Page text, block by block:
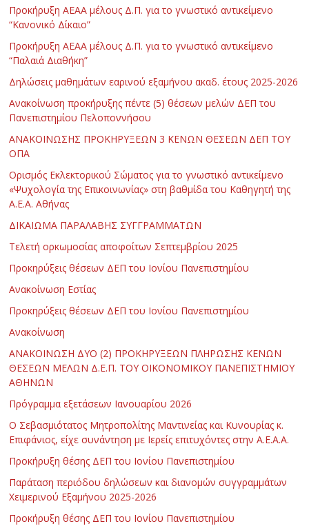
Προκήρυξη ΑΕΑΑ μέλους Δ.Π. για το γνωστικό αντικείμενο
“Κανονικό Δίκαιο”
Προκήρυξη ΑΕΑΑ μέλους Δ.Π. για το γνωστικό αντικείμενο
“Παλαιά Διαθήκη”
Δηλώσεις μαθημάτων εαρινού εξαμήνου ακαδ. έτους 2025-2026
Ανακοίνωση προκήρυξης πέντε (5) θέσεων μελών ΔΕΠ του
Πανεπιστημίου Πελοποννήσου
ΑΝΑΚΟΙΝΩΣΗΣ ΠΡΟΚΗΡΥΞΕΩΝ 3 ΚΕΝΩΝ ΘΕΣΕΩΝ ΔΕΠ ΤΟΥ
ΟΠΑ
Ορισμός Εκλεκτορικού Σώματος για το γνωστικό αντικείμενο
«Ψυχολογία της Επικοινωνίας» στη βαθμίδα του Καθηγητή της
Α.Ε.Α. Αθήνας
ΔΙΚΑΙΩΜΑ ΠΑΡΑΛΑΒΗΣ ΣΥΓΓΡΑΜΜΑΤΩΝ
Τελετή ορκωμοσίας αποφοίτων Σεπτεμβρίου 2025
Προκηρύξεις θέσεων ΔΕΠ του Ιονίου Πανεπιστημίου
Ανακοίνωση Εστίας
Προκηρύξεις θέσεων ΔΕΠ του Ιονίου Πανεπιστημίου
Ανακοίνωση
ΑΝΑΚΟΙΝΩΣΗ ΔΥΟ (2) ΠΡΟΚΗΡΥΞΕΩΝ ΠΛΗΡΩΣΗΣ ΚΕΝΩΝ
ΘΕΣΕΩΝ ΜΕΛΩΝ Δ.Ε.Π. ΤΟΥ ΟΙΚΟΝΟΜΙΚΟΥ ΠΑΝΕΠΙΣΤΗΜΙΟΥ
ΑΘΗΝΩΝ
Πρόγραμμα εξετάσεων Ιανουαρίου 2026
Ο Σεβασμιότατος Μητροπολίτης Μαντινείας και Κυνουρίας κ.
Επιφάνιος, είχε συνάντηση με Ιερείς επιτυχόντες στην Α.Ε.Α.Α.
Προκήρυξη θέσης ΔΕΠ του Ιονίου Πανεπιστημίου
Παράταση περιόδου δηλώσεων και διανομών συγγραμμάτων
Χειμερινού Εξαμήνου 2025-2026
Προκήρυξη θέσης ΔΕΠ του Ιονίου Πανεπιστημίου